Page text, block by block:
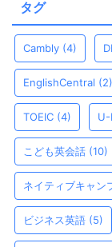
タグ
Cambly (4)
EnglishCentral (2)
TOEIC (4) U-
こども英会話 (10)
ネイティブキャン
ビジネス英語 (5)